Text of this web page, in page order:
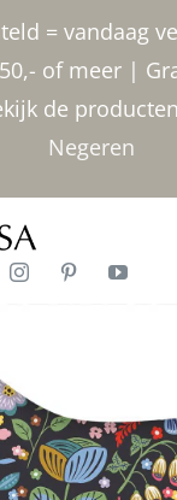
= vandaag
of meer |
de
Negeren